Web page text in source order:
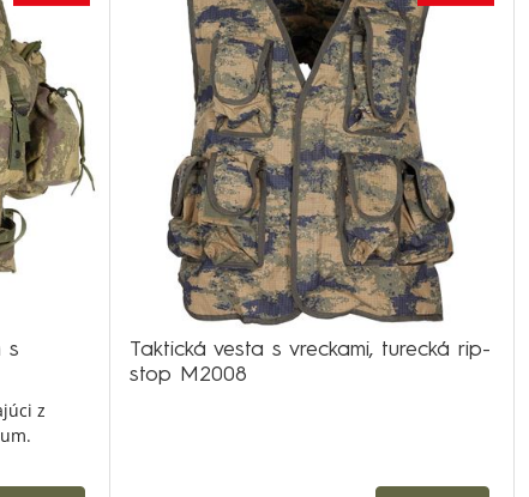
s
z
Taktická vesta s vreckami, turecká rip-
stop M2008